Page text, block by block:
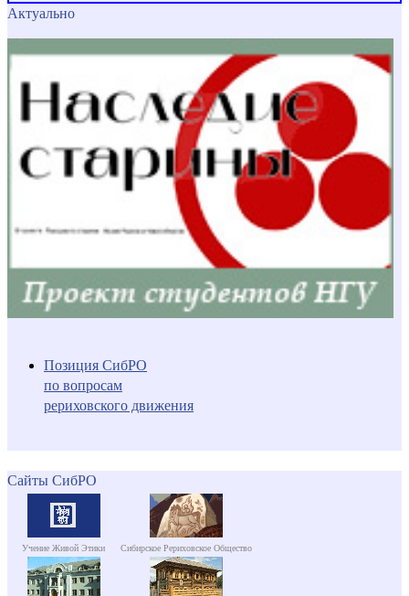
Актуально
Позиция СибРО
по вопросам
рериховского движения
Сайты СибРО
Учение Живой Этики Сибирское Рериховское Общество